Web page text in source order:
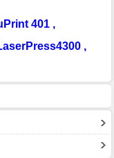
401 ,
,